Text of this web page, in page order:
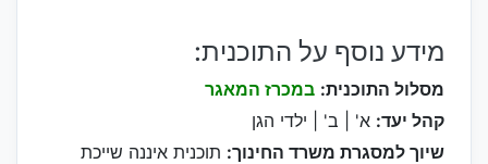
מידע נוסף על התוכנית:
מסלול התוכנית: במכרז המאגר
קהל יעד: א' | ב' | ילדי הגן
שיוך למסגרת משרד החינוך: תוכנית איננה שייכת